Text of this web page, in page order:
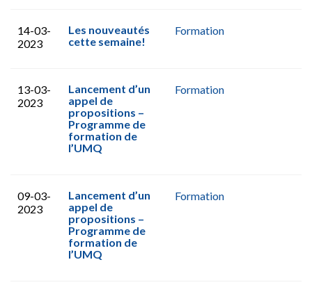
14-03-
2023
Les nouveautés
cette semaine!
Formation
13-03-
2023
Lancement d’un
appel de
propositions –
Programme de
formation de
l’UMQ
Formation
09-03-
2023
Lancement d’un
appel de
propositions –
Programme de
formation de
l’UMQ
Formation